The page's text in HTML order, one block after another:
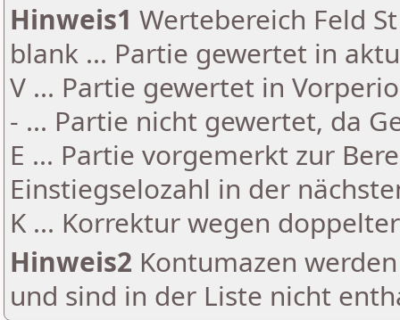
Hinweis1 Wertebereich Feld
blank ... Partie gewertet in
V ... Partie gewertet in
- ... Partie nicht gewertet, da
E ... Partie vorgemerkt zur
Einstiegselozahl in der
K ... Korrektur wegen
Hinweis2 Kontumazen
und sind in der Liste nicht